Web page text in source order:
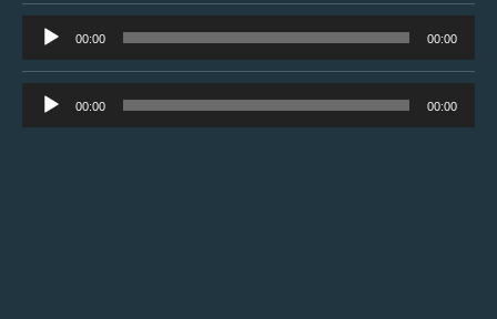
áudio
Tocador
de
áudio
00:00 00:00
Tocador
de
00:00 00:00